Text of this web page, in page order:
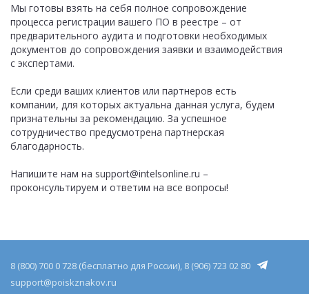
Мы готовы взять на себя полное сопровождение
процесса регистрации вашего ПО в реестре – от
предварительного аудита и подготовки необходимых
документов до сопровождения заявки и взаимодействия
с экспертами.
Если среди ваших клиентов или партнеров есть
компании, для которых актуальна данная услуга, будем
признательны за рекомендацию. За успешное
сотрудничество предусмотрена партнерская
благодарность.
Напишите нам на support@intelsonline.ru –
проконсультируем и ответим на все вопросы!
8 (800) 700 0 728 (бесплатно для России), 8 (906) 723 02 80
support@poiskznakov.ru